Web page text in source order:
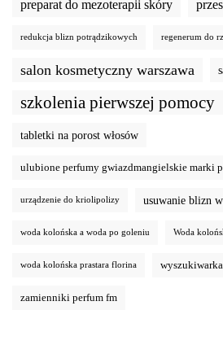
preparat do mezoterapii skóry
redukcja blizn potrądzikowych regenerum do
salon kosmetyczny warszawa
szkolenia pierwszej pomocy
tabletki na porost włosów
ulubione perfumy gwiazdmangielskie marki
urządzenie do kriolipolizy usuwanie blizn
woda kolońska a woda po goleniu Woda
woda kolońska prastara florina
zamienniki perfum fm